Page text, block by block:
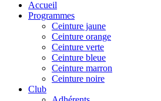
Accueil
Programmes
Ceinture jaune
Ceinture orange
Ceinture verte
Ceinture bleue
Ceinture marron
Ceinture noire
Club